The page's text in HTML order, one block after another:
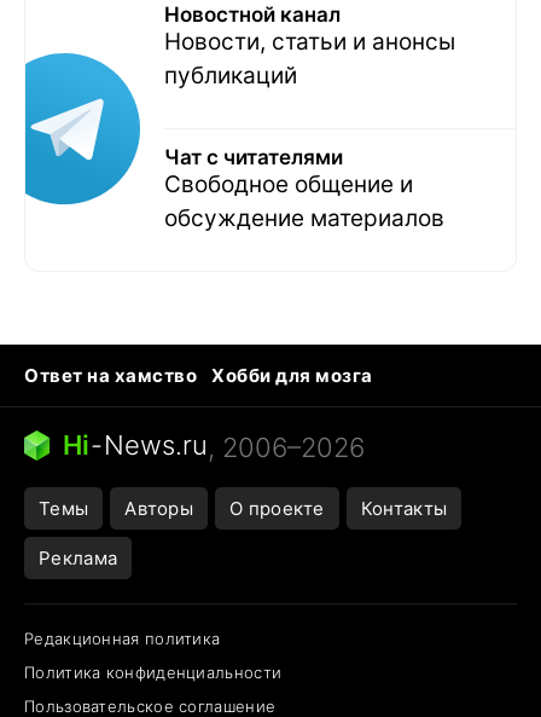
Новостной канал
Новости, статьи и анонсы
публикаций
Чат с читателями
Свободное общение и
обсуждение материалов
Ответ на хамство
Хобби для мозга
Бензин 100 vs 95
Тунцы в океанариуме
Следующая пандемия
Hi-News.ru, 2006–2026
Темы Авторы О проекте Контакты
Реклама
Редакционная политика
Политика конфиденциальности
Пользовательское соглашение